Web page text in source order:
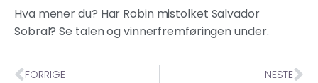
Hva mener du? Har Robin mistolket Salvador
Sobral? Se talen og vinnerfremføringen under.
FORRIGE NESTE